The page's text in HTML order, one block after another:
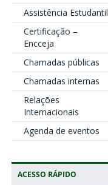
Assistência Estudantil
Certificação –
Encceja
Chamadas públicas
Chamadas internas
Relações
Internacionais
Agenda de eventos
ACESSO RÁPIDO